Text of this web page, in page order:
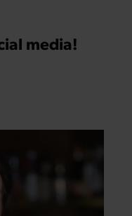
media!